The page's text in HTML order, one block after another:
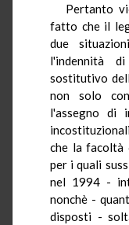
Pertanto
fatto che il
due
l'indennità
sostitutivo
non solo
l'assegno di
che la facoltà
per i quali
nel 1994 -
nonchè -
disposti -